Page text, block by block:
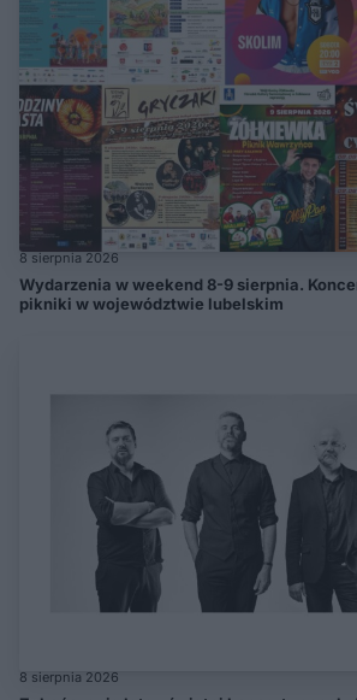
8 sierpnia 2026
Wydarzenia w weekend 8-9 sierpnia.
pikniki w województwie lubelskim
8 sierpnia 2026